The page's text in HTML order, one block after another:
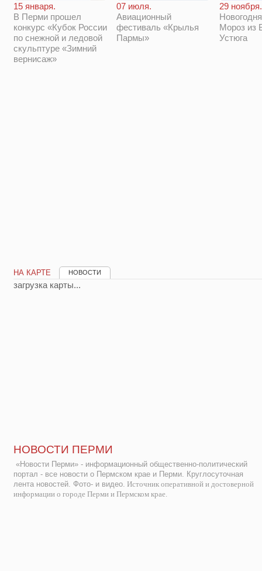
15 января.
В Перми прошел
конкурс «Кубок России
по снежной и ледовой
скульптуре «Зимний
вернисаж»
07 июля.
Авиационный
фестиваль «Крылья
Пармы»
29 ноября.
Мороз из
Устюга
НА КАРТЕ НОВОСТИ
загрузка карты...
НОВОСТИ ПЕРМИ
«Новости Перми» - информационный общественно-политический
портал - все новости о Пермском крае и Перми. Круглосуточная
лента новостей. Фото- и видео. Источник оперативной и достоверной
информации о городе Перми и Пермском крае.